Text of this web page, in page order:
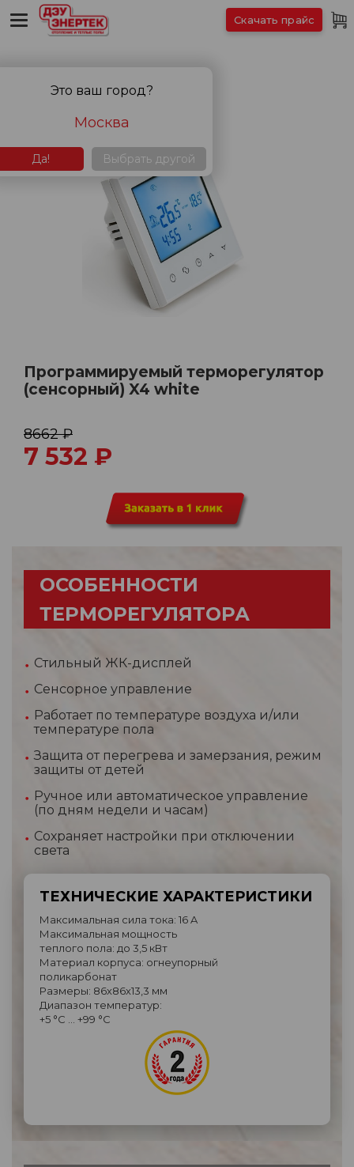
Программируемый терморегулятор
(сенсорный) X4 white
8662 ₽
7 532 ₽
ОСОБЕННОСТИ
ТЕРМОРЕГУЛЯТОРА
Стильный ЖК-дисплей
Сенсорное управление
Работает по температуре воздуха и/или
температуре пола
Защита от перегрева и замерзания, режим
защиты от детей
Ручное или автоматическое управление
(по дням недели и часам)
Сохраняет настройки при отключении
света
ТЕХНИЧЕСКИЕ ХАРАКТЕРИСТИКИ
Максимальная сила тока: 16 A
Максимальная мощность
теплого пола: до 3,5 кВт
Материал корпуса: огнеупорный
поликарбонат
Размеры: 86х86х13,3 мм
Диапазон температур:
+5 °C … +99 °C
Скачать прайс
Это ваш город?
Москва
Да! Выбрать другой